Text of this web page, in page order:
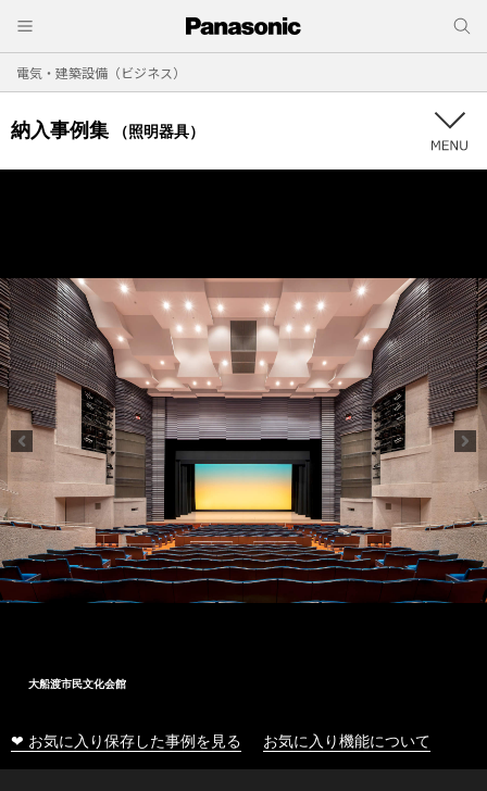
電気・建築設備（ビジネス）
納入事例集 （照明器具）
大船渡市民文化会館
❤ お気に入り保存した事例を見る お気に入り機能について